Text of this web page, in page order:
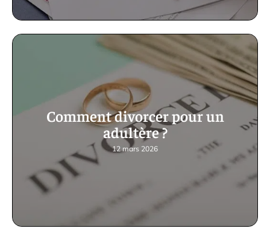
Comment divorcer pour un
adultère ?
12 mars 2026